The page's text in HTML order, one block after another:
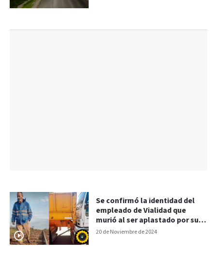
20 de Noviembre de 2024
Se confirmó la identidad del
empleado de Vialidad que
murió al ser aplastado por su
camión